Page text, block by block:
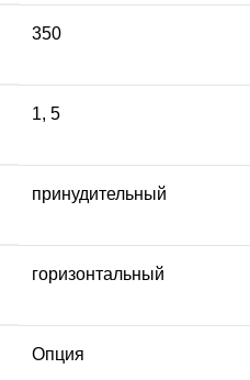
350
1, 5
принудительный
горизонтальный
Опция